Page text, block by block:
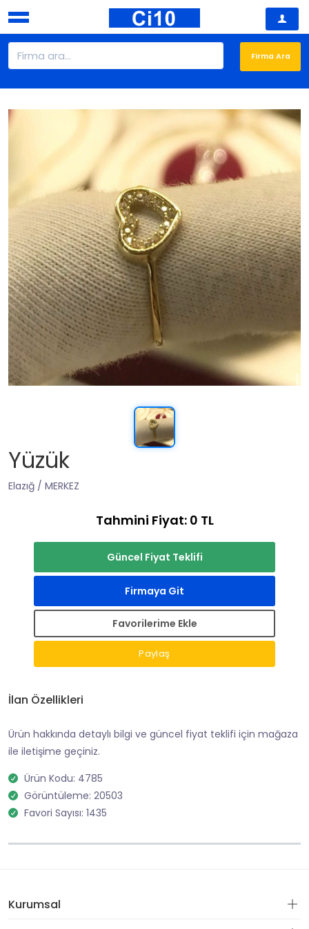
Yüzük
Elazığ / MERKEZ
Tahmini Fiyat: 0 TL
Güncel Fiyat Teklifi
Firmaya Git
Favorilerime Ekle
Paylaş
İlan Özellikleri
Ürün hakkında detaylı bilgi ve güncel fiyat teklifi için mağaza
ile iletişime geçiniz.
Ürün Kodu: 4785
Görüntüleme: 20503
Favori Sayısı: 1435
Kurumsal